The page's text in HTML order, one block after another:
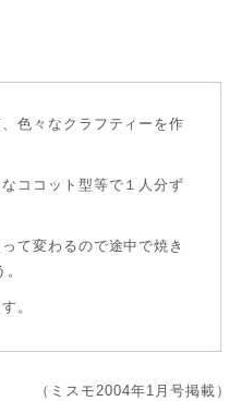
色々なクラフティーを作
ココット型等で１人分ず
て変わるので途中で焼き
。
（ミスモ2004年1月号掲載）